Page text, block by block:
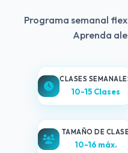
Programa semanal
Aprenda
CLASES
10-15 Clases
TAMAÑO DE
10-16 máx.